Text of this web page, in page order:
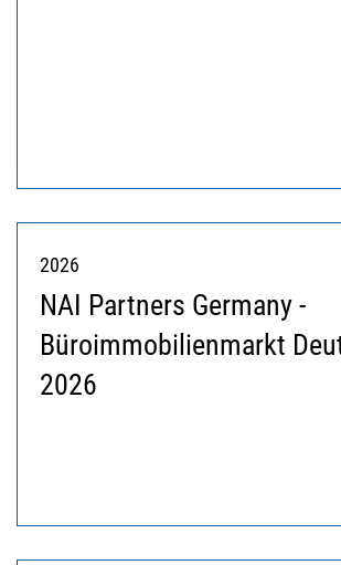
2026
NAI Partners Germany -
Büroimmobilienmarkt
2026